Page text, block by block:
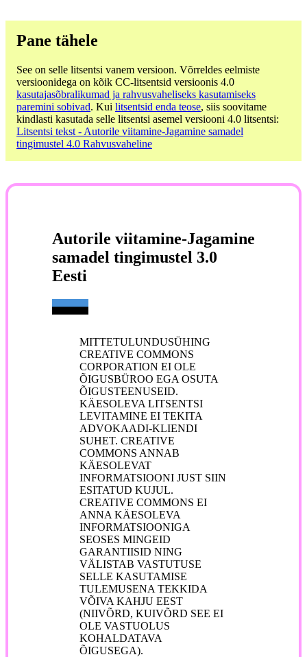
Pane tähele
See on selle litsentsi vanem versioon. Võrreldes eelmiste
versioonidega on kõik CC-litsentsid versioonis 4.0
kasutajasõbralikumad ja rahvusvaheliseks kasutamiseks
paremini sobivad. Kui litsentsid enda teose, siis soovitame
kindlasti kasutada selle litsentsi asemel versiooni 4.0 litsentsi:
Litsentsi tekst - Autorile viitamine-Jagamine samadel
tingimustel 4.0 Rahvusvaheline
Autorile viitamine-Jagamine
samadel tingimustel 3.0
Eesti
MITTETULUNDUSÜHING
CREATIVE COMMONS
CORPORATION EI OLE
ÕIGUSBÜROO EGA OSUTA
ÕIGUSTEENUSEID.
KÄESOLEVA LITSENTSI
LEVITAMINE EI TEKITA
ADVOKAADI-KLIENDI
SUHET. CREATIVE
COMMONS ANNAB
KÄESOLEVAT
INFORMATSIOONI JUST SIIN
ESITATUD KUJUL.
CREATIVE COMMONS EI
ANNA KÄESOLEVA
INFORMATSIOONIGA
SEOSES MINGEID
GARANTIISID NING
VÄLISTAB VASTUTUSE
SELLE KASUTAMISE
TULEMUSENA TEKKIDA
VÕIVA KAHJU EEST
(NIIVÕRD, KUIVÕRD SEE EI
OLE VASTUOLUS
KOHALDATAVA
ÕIGUSEGA).